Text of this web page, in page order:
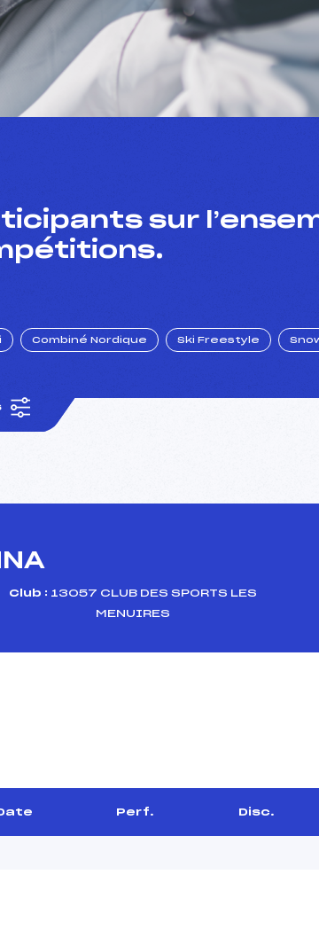
sur
Combiné Nordique Ski Freestyle
Club : 13057 CLUB DES SPORTS LES
MENUIRES
Perf. Disc.